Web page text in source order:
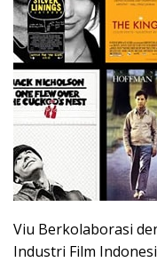
Viu Berkolaborasi
Industri Film